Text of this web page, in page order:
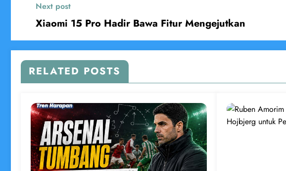
Next post
Xiaomi 15 Pro Hadir Bawa Fitur Mengejutkan
RELATED POSTS